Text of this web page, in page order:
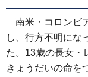
南米・コロンビ
し、行方不明にな
た。13歳の長女・
きょうだいの命を